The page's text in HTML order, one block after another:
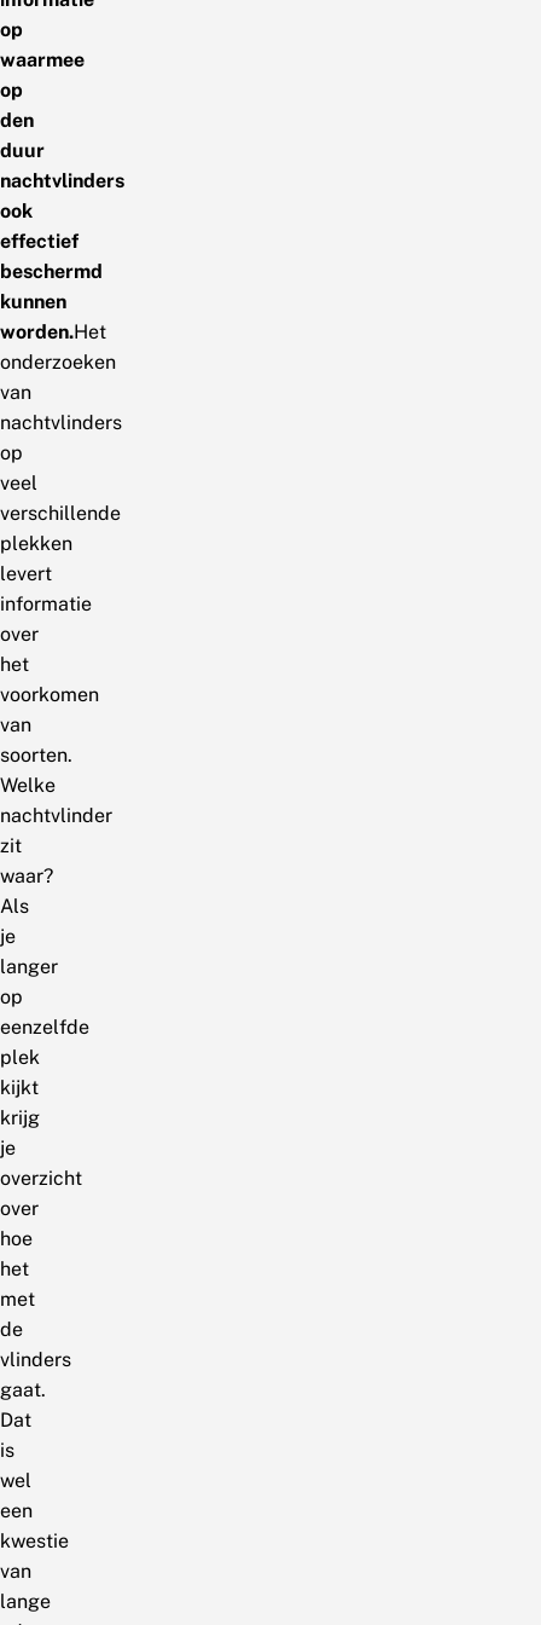
op
waarmee
op
den
duur
nachtvlinders
ook
effectief
beschermd
kunnen
worden.Het
onderzoeken
van
nachtvlinders
op
veel
verschillende
plekken
levert
informatie
over
het
voorkomen
van
soorten.
Welke
nachtvlinder
zit
waar?
Als
je
langer
op
eenzelfde
plek
kijkt
krijg
je
overzicht
over
hoe
het
met
de
vlinders
gaat.
Dat
is
wel
een
kwestie
van
lange